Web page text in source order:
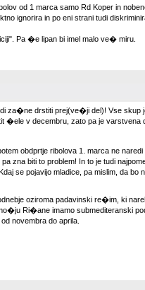
od 1 marca samo Rd Koper in
ignorira in po eni strani tudi
Pa �e lipan bi imel malo ve� miru.
za�ne drstiti prej(ve�ji del)! Vse skup
�ele v decembru, zato pa je varstvena
obdprtje ribolova 1. marca ne naredi
zna biti to problem! In to je tudi
se pojavijo mladice, pa mislim, da bo
oziroma padavinski re�im, ki
Ri�ane imamo submediteranski
novembra do aprila.